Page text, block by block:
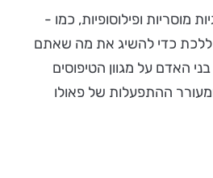
מוסריות ופילוסופיות, כמו -
ללכת כדי להשיג את מה שאתם
האדם על מגוון הטיפוסים
ההתפעלות של פאולו